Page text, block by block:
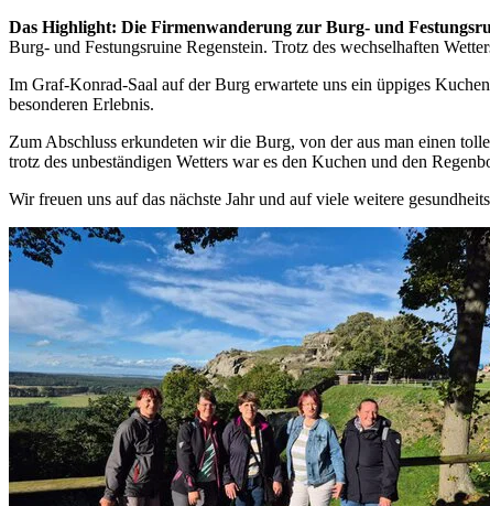
Das Highlight: Die Firmenwanderung zur Burg- und
Burg- und Festungsruine Regenstein. Trotz des wechselhaften
Im Graf-Konrad-Saal auf der Burg erwartete uns ein üppiges
besonderen Erlebnis.
Zum Abschluss erkundeten wir die Burg, von der aus man einen
trotz des unbeständigen Wetters war es den Kuchen und den
Wir freuen uns auf das nächste Jahr und auf viele weitere